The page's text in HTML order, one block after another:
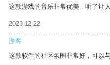
这款游戏的音乐非常优美，听了让人
2023-12-22
游客
这款软件的社区氛围非常好，可以